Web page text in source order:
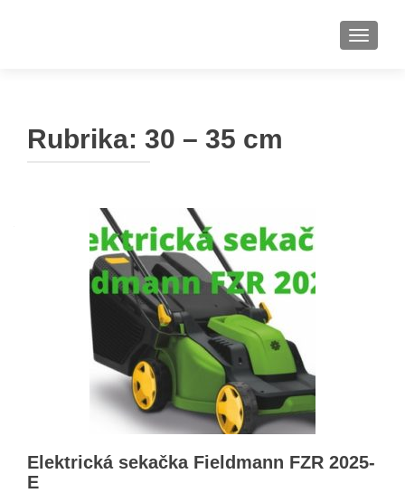
Rubrika: 30 – 35 cm
Elektrická sekačka Fieldmann FZR 2025-
E